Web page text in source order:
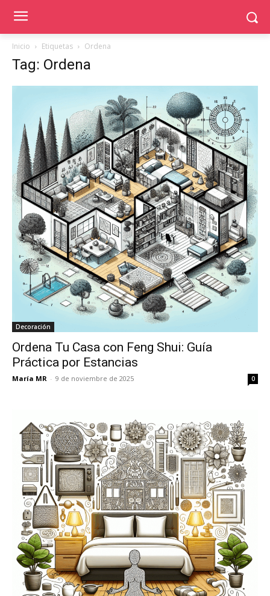
Inicio Etiquetas Ordena
Tag: Ordena
Decoración
Ordena Tu Casa con Feng Shui: Guía
Práctica por Estancias
María MR - 9 de noviembre de 2025 0